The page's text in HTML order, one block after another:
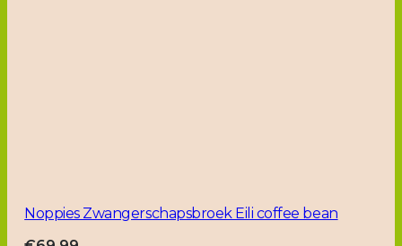
Noppies Zwangerschapsbroek Eili coffee bean